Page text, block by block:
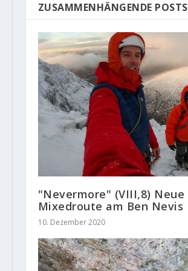
ZUSAMMENHÄNGENDE POSTS
"Nevermore" (VIII,8) Neue
Mixedroute am Ben Nevis
10. Dezember 2020